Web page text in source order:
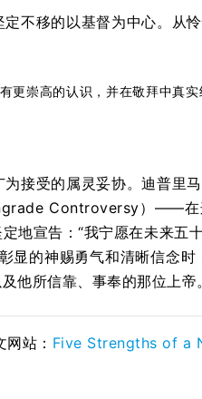
不移的以基督为中心。从
更崇高的认识，并在敬拜中真
接受的属灵妥协。迪普里
Controversy）——在
地宣告：“我宁愿在未来五
的神赐勇气和清晰信念时
他所信靠、事奉的那位上帝。
站： Five Strengths of a